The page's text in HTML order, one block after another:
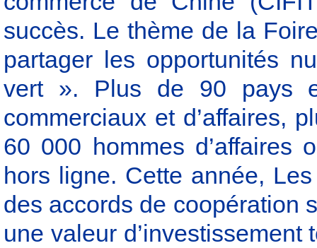
succès. Le thème de la
partager les opportunités
vert ». Plus de 90 pays
commerciaux et d’affaires,
60 000 hommes
hors ligne. Cette année,
des accords de coopération
une valeur